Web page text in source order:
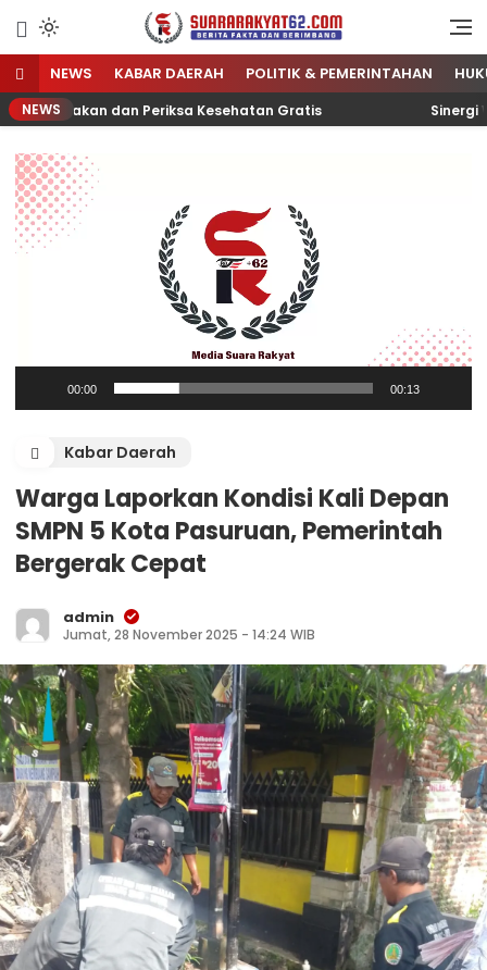
Suararakyat62.com
Sumber Referensi Terpercaya
NEWS KABAR DAERAH POLITIK & PEMERINTAHAN
NEWS
Makan dan Periksa Kesehatan Gratis Sinergi
00:00 00:13
Kabar Daerah
Warga Laporkan Kondisi Kali Depan
SMPN 5 Kota Pasuruan, Pemerintah
Bergerak Cepat
admin
Jumat, 28 November 2025 - 14:24 WIB